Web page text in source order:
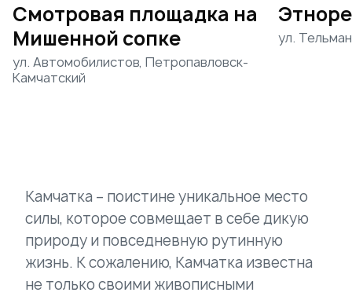
Смотровая площадка на
Мишенной сопке
ул. Автомобилистов, Петропавловск-
Камчатский
ул.
Камчатка – поистине уникальное место
силы, которое совмещает в себе дикую
природу и повседневную рутинную
жизнь. К сожалению, Камчатка известна
не только своими живописными